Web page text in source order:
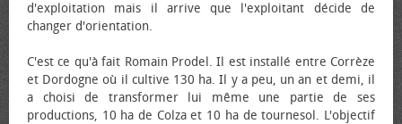
d'exploitation mais il arrive que l'exploitant décide de
changer d'orientation.
C'est ce qu'à fait Romain Prodel. Il est installé entre Corrèze
et Dordogne où il cultive 130 ha. Il y a peu, un an et demi, il
a choisi de transformer lui même une partie de ses
productions, 10 ha de Colza et 10 ha de tournesol. L'objectif